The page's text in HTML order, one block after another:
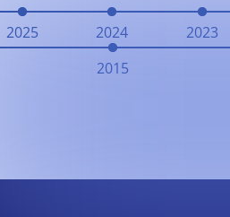
2025 2024 2023
2015